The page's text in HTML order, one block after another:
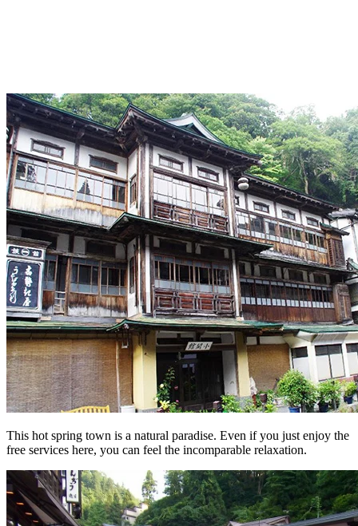
This hot spring town is a natural paradise. Even if you just enjoy the
free services here, you can feel the incomparable relaxation.